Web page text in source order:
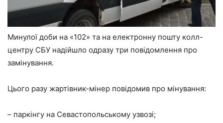
Минулої доби на «102» та на електронну пошту колл-
центру СБУ надійшло одразу три повідомлення про
замінування.
Цього разу жартівник-мінер повідомив про мінування:
– паркінгу на Севастопольському узвозі;